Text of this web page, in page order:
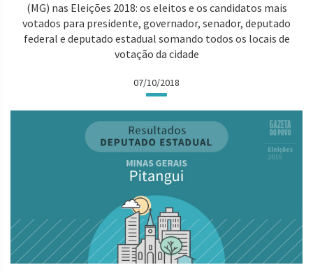
(MG) nas Eleições 2018: os eleitos e os candidatos mais
votados para presidente, governador, senador, deputado
federal e deputado estadual somando todos os locais de
votação da cidade
07/10/2018